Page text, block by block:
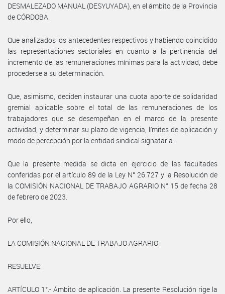
DESMALEZADO MANUAL (DESYUYADA), en el ámbito de la Provincia
de CÓRDOBA.
Que analizados los antecedentes respectivos y habiendo coincidido
las representaciones sectoriales en cuanto a la pertinencia del
incremento de las remuneraciones mínimas para la actividad, debe
procederse a su determinación.
Que, asimismo, deciden instaurar una cuota aporte de solidaridad
gremial aplicable sobre el total de las remuneraciones de los
trabajadores que se desempeñan en el marco de la presente
actividad, y determinar su plazo de vigencia, límites de aplicación y
modo de percepción por la entidad sindical signataria.
Que la presente medida se dicta en ejercicio de las facultades
conferidas por el artículo 89 de la Ley N° 26.727 y la Resolución de
la COMISIÓN NACIONAL DE TRABAJO AGRARIO N° 15 de fecha 28
de febrero de 2023.
Por ello,
LA COMISIÓN NACIONAL DE TRABAJO AGRARIO
RESUELVE:
ARTÍCULO 1°.- Ámbito de aplicación. La presente Resolución rige la